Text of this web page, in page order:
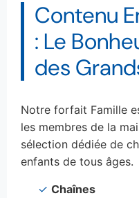
Contenu
: Le
des
Notre forfait Famille
les membres de la
sélection dédiée de
enfants de tous âges.
✓ Chaînes